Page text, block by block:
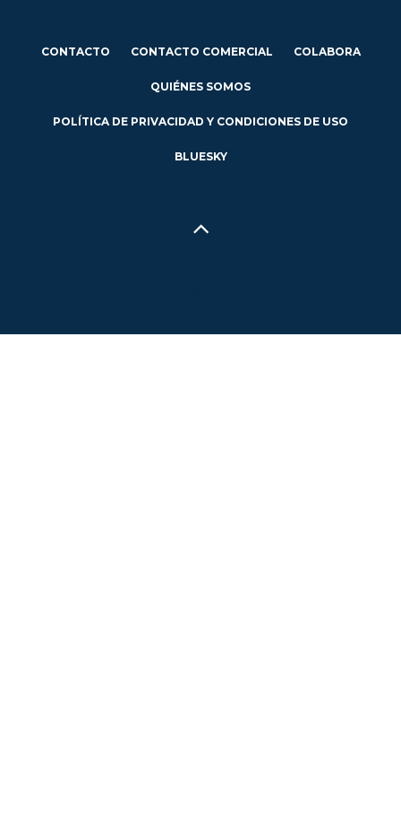
CONTACTO CONTACTO COMERCIAL COLABORA
QUIÉNES SOMOS
POLÍTICA DE PRIVACIDAD Y CONDICIONES DE USO
BLUESKY